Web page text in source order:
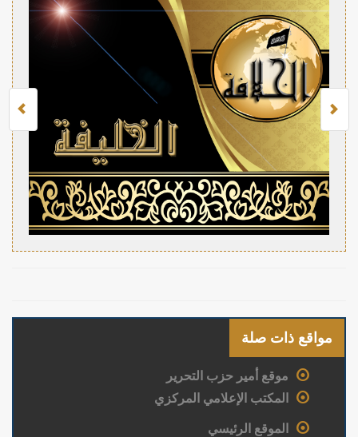
مواقع ذات صلة
موقع أمير حزب التحرير
المكتب الإعلامي المركزي
الموقع الرئيسي